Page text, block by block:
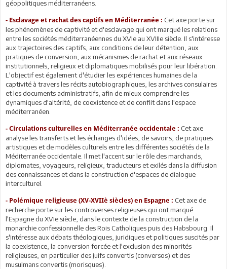
géopolitiques méditerranéens.
- Esclavage et rachat des captifs en Méditerranée : Cet axe porte sur
les phénomènes de captivité et d'esclavage qui ont marqué les relations
entre les sociétés méditerranéennes du XVIe au XVIIIe siècle. Il s'intéresse
aux trajectoires des captifs, aux conditions de leur détention, aux
pratiques de conversion, aux mécanismes de rachat et aux réseaux
institutionnels, religieux et diplomatiques mobilisés pour leur libération.
L'objectif est également d'étudier les expériences humaines de la
captivité à travers les récits autobiographiques, les archives consulaires
et les documents administratifs, afin de mieux comprendre les
dynamiques d'altérité, de coexistence et de conflit dans l'espace
méditerranéen.
- Circulations culturelles en Méditerranée occidentale : Cet axe
analyse les transferts et les échanges d'idées, de savoirs, de pratiques
artistiques et de modèles culturels entre les différentes sociétés de la
Méditerranée occidentale. Il met l'accent sur le rôle des marchands,
diplomates, voyageurs, religieux, traducteurs et exilés dans la diffusion
des connaissances et dans la construction d'espaces de dialogue
interculturel.
- Polémique religieuse (XV-XVIIè siècles) en Espagne : Cet axe de
recherche porte sur les controverses religieuses qui ont marqué
l'Espagne du XVIe siècle, dans le contexte de la construction de la
monarchie confessionnelle des Rois Catholiques puis des Habsbourg. Il
s'intéresse aux débats théologiques, juridiques et politiques suscités par
la coexistence, la conversion forcée et l'exclusion des minorités
religieuses, en particulier des juifs convertis (conversos) et des
musulmans convertis (morisques).